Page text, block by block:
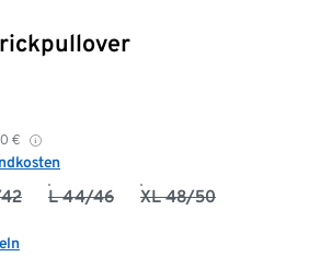
€
L 44/46 XL 48/50